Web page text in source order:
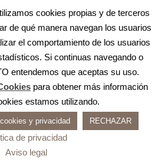
cookies propias y de terceros
de qué manera navegan los usuarios
el comportamiento de los usuarios
Si continuas navegando o
entendemos que aceptas su uso.
para obtener más información
estamos utilizando.
y privacidad RECHAZAR
de privacidad
Aviso legal